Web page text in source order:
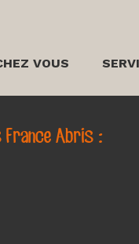
VOUS
Abris :